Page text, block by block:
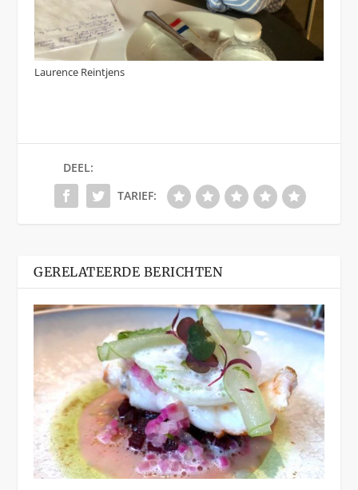
Laurence Reintjens
DEEL:
TARIEF:
GERELATEERDE BERICHTEN